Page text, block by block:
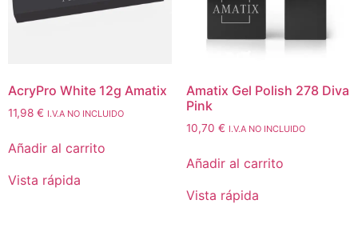
AcryPro White 12g Amatix
11,98 € I.V.A NO INCLUIDO
Añadir al carrito
Vista rápida
Amatix Gel Polish 278 Diva
Pink
10,70 € I.V.A NO INCLUIDO
Añadir al carrito
Vista rápida